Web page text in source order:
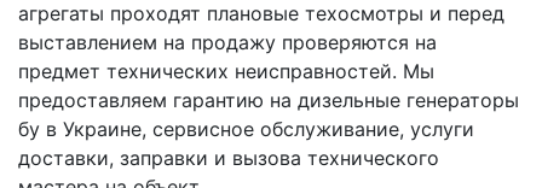
агрегаты проходят плановые техосмотры и перед
выставлением на продажу проверяются на
предмет технических неисправностей. Мы
предоставляем гарантию на дизельные генераторы
бу в Украине, сервисное обслуживание, услуги
доставки, заправки и вызова технического